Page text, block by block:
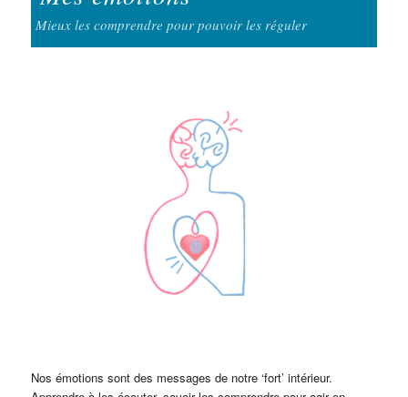
Mieux les comprendre pour pouvoir les réguler
Nos émotions sont des messages de notre ‘fort’ intérieur.